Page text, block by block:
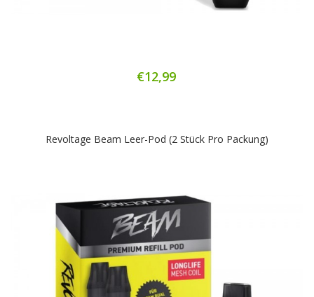
€12,99
Revoltage Beam Leer-Pod (2 Stück Pro Packung)